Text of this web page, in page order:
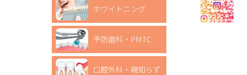
ホワイトニング
予防歯科・PMTC
口腔外科・親知らず